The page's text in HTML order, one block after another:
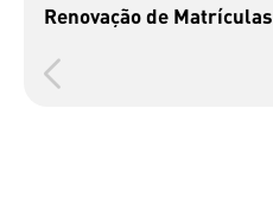
Renovação de Matrículas